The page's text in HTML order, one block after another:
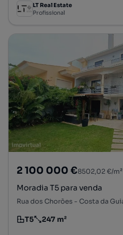
LT Real Estate
Profissional
2 100 000 €8502,02 €/m²
Moradia T5 para venda
Tipologia
T5
Preço por metro quadrado
247 m²